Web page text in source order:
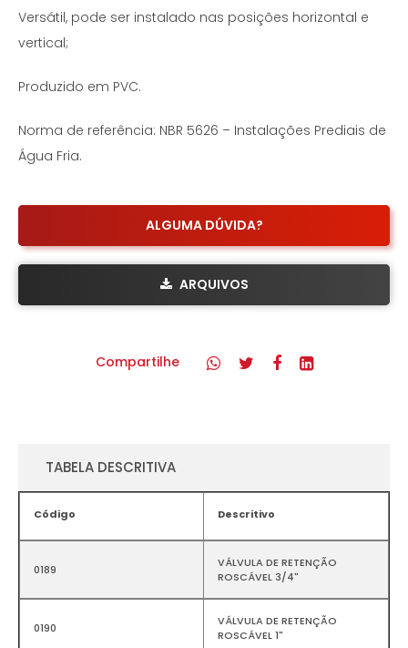
Versátil, pode ser instalado nas posições horizontal e
vertical;
Produzido em PVC.
Norma de referência: NBR 5626 – Instalações Prediais de
Água Fria.
ALGUMA DÚVIDA?
ARQUIVOS
Compartilhe
TABELA DESCRITIVA
Código Descritivo
0189
VÁLVULA DE RETENÇÃO
ROSCÁVEL 3/4"
0190
VÁLVULA DE RETENÇÃO
ROSCÁVEL 1"